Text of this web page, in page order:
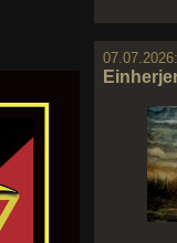
07.07.2026: